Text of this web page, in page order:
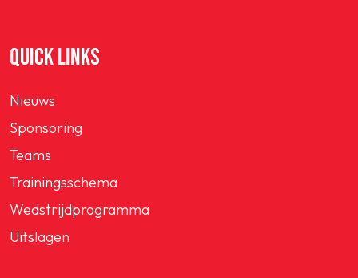
QUICK LINKS
Nieuws
Sponsoring
Teams
Trainingsschema
Wedstrijdprogramma
Uitslagen